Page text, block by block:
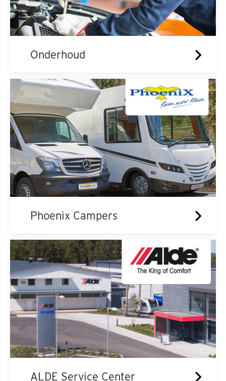
Onderhoud
Phoenix Campers
ALDE Service Center